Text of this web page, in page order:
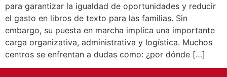
para garantizar la igualdad de oportunidades y reducir
el gasto en libros de texto para las familias. Sin
embargo, su puesta en marcha implica una importante
carga organizativa, administrativa y logística. Muchos
centros se enfrentan a dudas como: ¿por dónde […]